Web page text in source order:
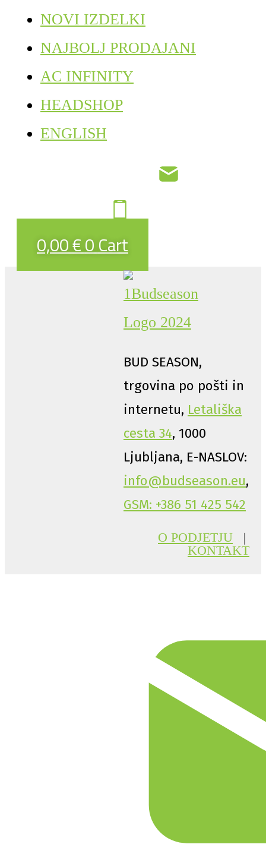
NOVI IZDELKI
NAJBOLJ PRODAJANI
AC INFINITY
HEADSHOP
ENGLISH
0,00€0Cart
BUD SEASON,
trgovina po pošti in
internetu, Letališka
cesta 34, 1000
Ljubljana, E-NASLOV:
info@budseason.eu,
GSM: +386 51 425 542
O PODJETJU |
KONTAKT